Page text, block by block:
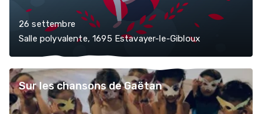
26 settembre
Salle polyvalente, 1695 Estavayer-le-Gibloux
Sur les chansons de Gaëtan